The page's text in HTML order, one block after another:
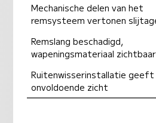
Mechanische delen van het
remsysteem vertonen
Remslang beschadigd,
wapeningsmateriaal zichtbaar
Ruitenwisserinstallatie geeft
onvoldoende zicht